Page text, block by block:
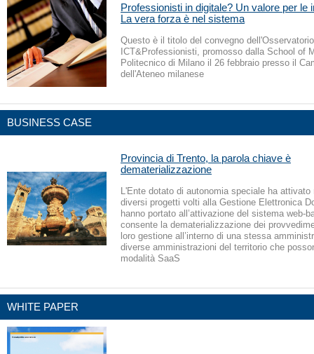
Professionisti in digitale? Un valore per le
La vera forza è nel sistema
Questo è il titolo del convegno dell'Osservatorio
ICT&Professionisti, promosso dalla School of
Politecnico di Milano il 26 febbraio presso il
dell'Ateneo milanese
BUSINESS CASE
Provincia di Trento, la parola chiave è
dematerializzazione
L'Ente dotato di autonomia speciale ha attivato
diversi progetti volti alla Gestione Elettronica
hanno portato all’attivazione del sistema web-
consente la dematerializzazione dei
loro gestione all’interno di una stessa
diverse amministrazioni del territorio che
modalità SaaS
WHITE PAPER